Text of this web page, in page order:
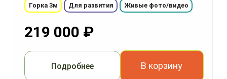
Горка 3м Для развития Живые фото/видео
219 000 ₽
Подробнее В корзину